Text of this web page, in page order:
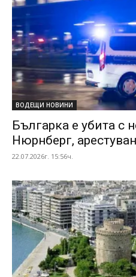
ВОДЕЩИ НОВИНИ
Българка е убита с
Нюрнберг,
22.07.2026г. 15:56ч.